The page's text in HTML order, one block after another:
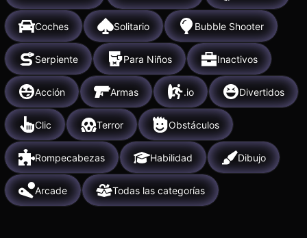
Coches Solitario Bubble Shooter
Serpiente Para Niños Inactivos
Acción Armas .io Divertidos
Clic Terror Obstáculos
Rompecabezas Habilidad Dibujo
Arcade Todas las categorías